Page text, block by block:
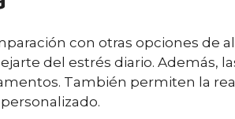
con otras opciones de
del estrés diario. Además,
También permiten la